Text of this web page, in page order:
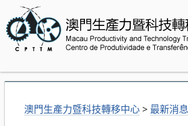
澳門生產力暨科技轉移中心> 最新消息